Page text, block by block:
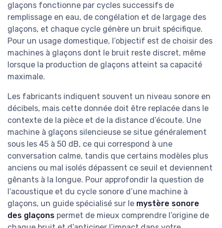
glaçons fonctionne par cycles successifs de
remplissage en eau, de congélation et de largage des
glaçons, et chaque cycle génère un bruit spécifique.
Pour un usage domestique, l’objectif est de choisir des
machines à glaçons dont le bruit reste discret, même
lorsque la production de glaçons atteint sa capacité
maximale.
Les fabricants indiquent souvent un niveau sonore en
décibels, mais cette donnée doit être replacée dans le
contexte de la pièce et de la distance d’écoute. Une
machine à glaçons silencieuse se situe généralement
sous les 45 à 50 dB, ce qui correspond à une
conversation calme, tandis que certains modèles plus
anciens ou mal isolés dépassent ce seuil et deviennent
gênants à la longue. Pour approfondir la question de
l’acoustique et du cycle sonore d’une machine à
glaçons, un guide spécialisé sur le mystère sonore
des glaçons permet de mieux comprendre l’origine de